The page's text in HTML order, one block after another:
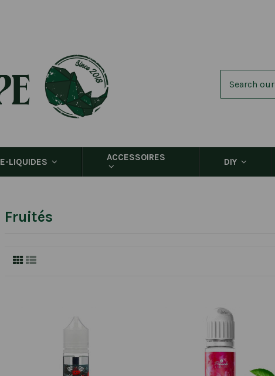
E-LIQUIDES ACCESSOIRES DIY
Fruités